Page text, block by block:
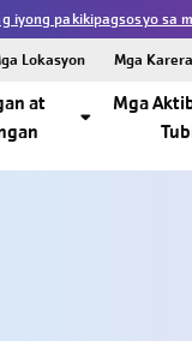
iyong pakikipagsosyo
at
Mga
Lokasyon Mga Karera